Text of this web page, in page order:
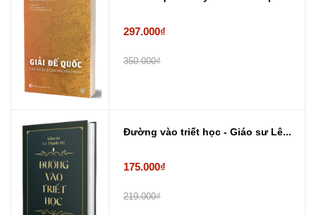
297.000₫
350.000₫
Đường vào triết học - Giáo sư Lê...
175.000₫
219.000₫